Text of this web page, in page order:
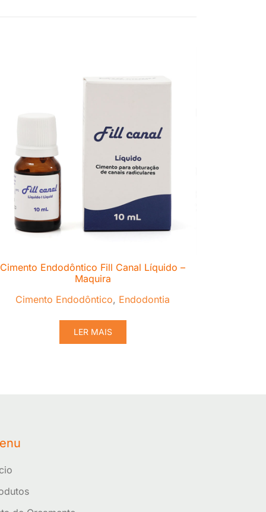
Cimento Endodôntico Fill Canal Líquido –
Maquira
Cimento Endodôntico, Endodontia
LER MAIS